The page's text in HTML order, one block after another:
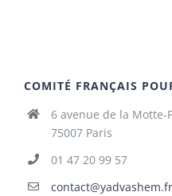
COMITÉ FRANÇAIS
6 avenue de la Motte-
75007 Paris
01 47 20 99 57
contact@yadvashem.fr